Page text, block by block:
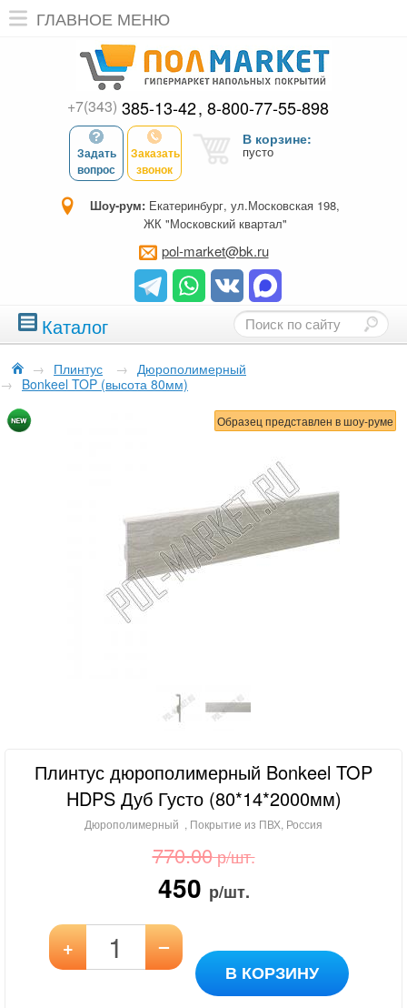
ГЛАВНОЕ МЕНЮ
+7(343) 385-13-42 8-800-77-55-898
Задать
вопрос
Заказать
звонок
В корзине:
пусто
Шоу-рум: Екатеринбург, ул.Московская 198,
ЖК "Московский квартал"
pol-market@bk.ru
Каталог
→ Плинтус → Дюрополимерный
→ Bonkeel TOP (высота 80мм)
Образец представлен в шоу-руме
Плинтус дюрополимерный Bonkeel TOP
HDPS Дуб Густо (80*14*2000мм)
Дюрополимерный , Покрытие из ПВХ, Россия
770.00р/шт.
450 р/шт.
+ –
В КОРЗИНУ